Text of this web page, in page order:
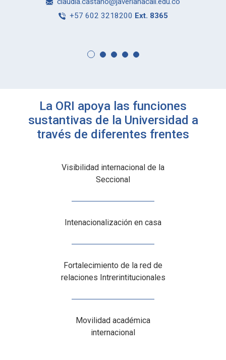
+57 602 3218200 Ext. 8365
La ORI apoya las funciones
sustantivas de la Universidad a
través de diferentes frentes
Visibilidad internacional de la
Seccional
Intenacionalización en casa
Fortalecimiento de la red de
relaciones Intrerintitucionales
Movilidad académica
internacional